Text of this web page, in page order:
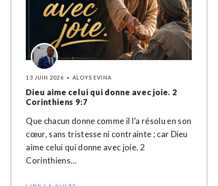
13 JUIN 2026 ALOYS EVINA
Dieu aime celui qui donne avec joie. 2
Corinthiens 9:7
Que chacun donne comme il l’a résolu en son
cœur, sans tristesse ni contrainte ; car Dieu
aime celui qui donne avec joie. 2
Corinthiens…